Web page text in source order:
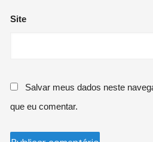
Site
Salvar meus dados neste
que eu comentar.